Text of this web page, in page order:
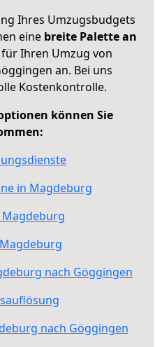
Ihres Umzugsbudgets
eine breite Palette an
für Ihren Umzug von
an. Bei uns
Kostenkontrolle.
können Sie
in Magdeburg
nach Göggingen
nach Göggingen